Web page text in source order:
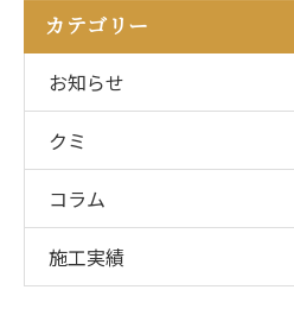
カテゴリー
お知らせ
クミ
コラム
施工実績